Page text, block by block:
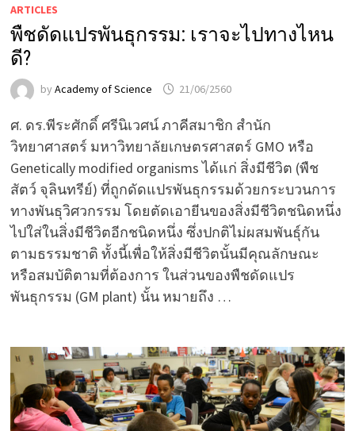
ARTICLES
พืชดัดแปรพันธุกรรม: เราจะไปทางไหน
ดี?
by Academy of Science 21/06/2560
ศ. ดร.พีระศักดิ์ ศรีนิเวศน์ ภาคีสมาชิก สำนัก
วิทยาศาสตร์ มหาวิทยาลัยเกษตรศาสตร์ GMO หรือ
Genetically modified organisms ได้แก่ สิ่งมีชีวิต (พืช
สัตว์ จุลินทรีย์) ที่ถูกดัดแปรพันธุกรรมด้วยกระบวนการ
ทางพันธุวิศวกรรม โดยตัดเอายีนของสิ่งมีชีวิตชนิดหนึ่ง
ไปใส่ในสิ่งมีชีวิตอีกชนิดหนึ่ง ซึ่งปกติไม่ผสมพันธุ์กัน
ตามธรรมชาติ ทั้งนี้เพื่อให้สิ่งมีชีวิตนั้นมีคุณลักษณะ
หรือสมบัติตามที่ต้องการ ในส่วนของพืชดัดแปร
พันธุกรรม (GM plant) นั้น หมายถึง …